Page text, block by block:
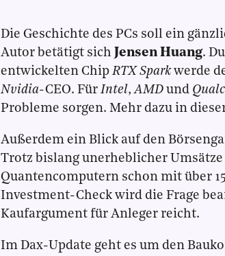
Die Geschichte des PCs soll ein
Autor betätigt sich Jensen Huang.
entwickelten Chip RTX Sparkwerde
Nvidia-CEO. Für Intel,AMD und
Probleme sorgen. Mehr dazu in
Außerdem ein Blick auf den
Trotz bislang unerheblicher
Quantencomputern schon mit über
Investment-Check wird die Frage
Kaufargument für Anleger reicht.
Im Dax-Update geht es um den